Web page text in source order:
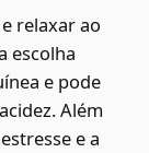
relaxar ao
escolha
e pode
Além
e a